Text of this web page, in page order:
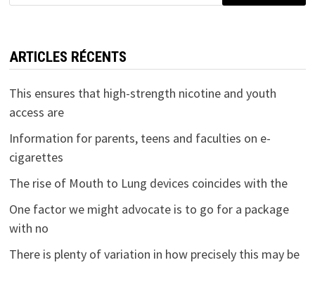
ARTICLES RÉCENTS
This ensures that high-strength nicotine and youth
access are
Information for parents, teens and faculties on e-
cigarettes
The rise of Mouth to Lung devices coincides with the
One factor we might advocate is to go for a package
with no
There is plenty of variation in how precisely this may be